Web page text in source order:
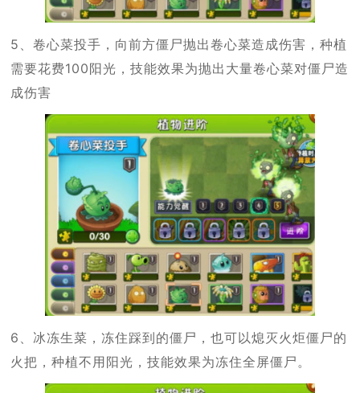
5、卷心菜投手，向前方僵尸抛出卷心菜造成伤害，种植
需要花费100阳光，技能效果为抛出大量卷心菜对僵尸造
成伤害
6、冰冻生菜，冻住踩到的僵尸，也可以熄灭火炬僵尸的
火把，种植不用阳光，技能效果为冻住全屏僵尸。